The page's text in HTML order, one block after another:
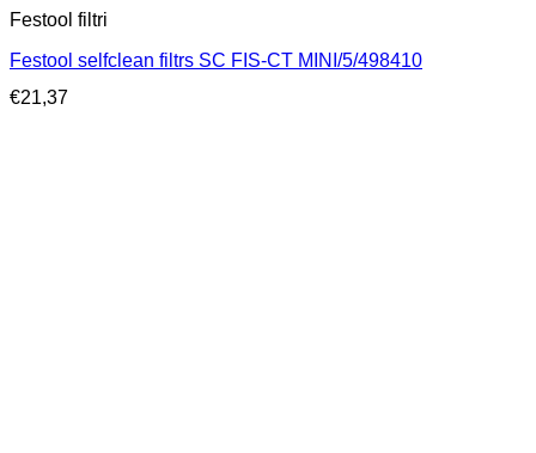
Festool filtri
Festool selfclean filtrs SC FIS-CT MINI/5/498410
€21,37